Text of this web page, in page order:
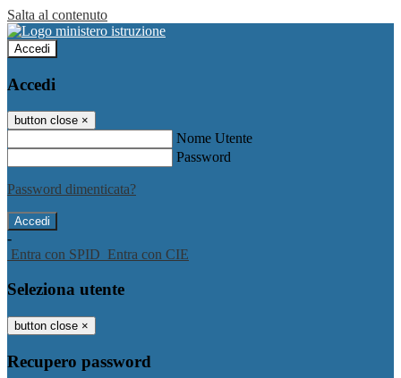
Salta al contenuto
Accedi
Accedi
button close ×
Nome Utente
Password
Password dimenticata?
-
Entra con SPID Entra con CIE
Seleziona utente
button close ×
Recupero password